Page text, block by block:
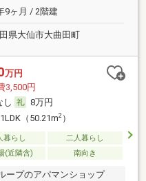
9ヶ月 / 2階建
県大仙市大曲田町
万円
3,500円
し
8万円
（50.21m2）
暮らし
二人暮らし
(近隣含) 南向き
ープのアパマンショップ